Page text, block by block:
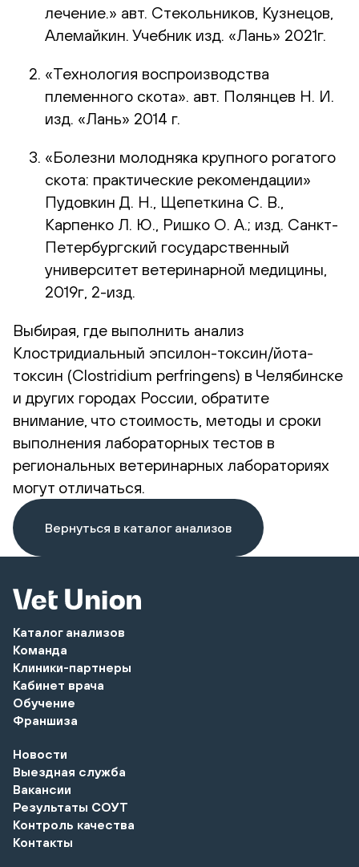
лечение.» авт. Стекольников, Кузнецов,
Алемайкин. Учебник изд. «Лань» 2021г.
«Технология воспроизводства
племенного скота». авт. Полянцев Н. И.
изд. «Лань» 2014 г.
«Болезни молодняка крупного рогатого
скота: практические рекомендации»
Пудовкин Д. Н., Щепеткина С. В.,
Карпенко Л. Ю., Ришко О. А.; изд. Санкт-
Петербургский государственный
университет ветеринарной медицины,
2019г, 2-изд.
Выбирая, где выполнить анализ
Клостридиальный эпсилон-токсин/йота-
токсин (Clostridium perfringens) в Челябинске
и других городах России, обратите
внимание, что стоимость, методы и сроки
выполнения лабораторных тестов в
региональных ветеринарных лабораториях
могут отличаться.
Вернуться в каталог анализов
Каталог анализов
Команда
Клиники-партнеры
Кабинет врача
Обучение
Франшиза
Новости
Выездная служба
Вакансии
Результаты СОУТ
Контроль качества
Контакты